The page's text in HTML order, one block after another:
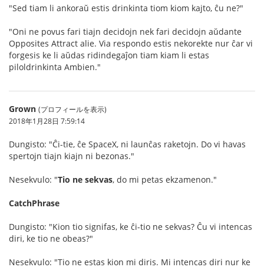
"Sed tiam li ankoraŭ estis drinkinta tiom kiom kajto, ĉu ne?"
"Oni ne povus fari tiajn decidojn nek fari decidojn aŭdante
Opposites Attract alie. Via respondo estis nekorekte nur ĉar vi
forgesis ke li aŭdas ridindegaĵon tiam kiam li estas
piloldrinkinta Ambien."
Grown (プロフィールを表示)
2018年1月28日 7:59:14
Dungisto: "Ĉi-tie, ĉe SpaceX, ni launĉas raketojn. Do vi havas
spertojn tiajn kiajn ni bezonas."
Nesekvulo: "Tio ne sekvas, do mi petas ekzamenon."
CatchPhrase
Dungisto: "Kion tio signifas, ke ĉi-tio ne sekvas? Ĉu vi intencas
diri, ke tio ne obeas?"
Nesekvulo: "Tio ne estas kion mi diris. Mi intencas diri nur ke